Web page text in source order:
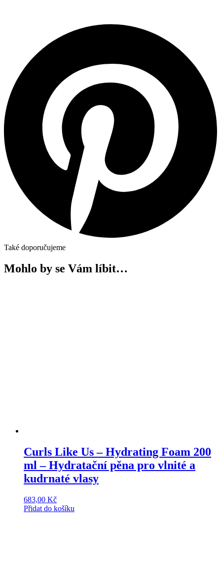
Také doporučujeme
Mohlo by se Vám líbit…
Curls Like Us – Hydrating Foam 200
ml – Hydratační pěna pro vlnité a
kudrnaté vlasy
683,00 Kč
Přidat do košíku